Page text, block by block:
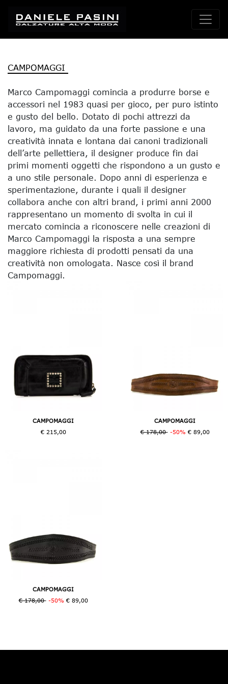
CAMPOMAGGI
Marco Campomaggi comincia a produrre borse e
accessori nel 1983 quasi per gioco, per puro istinto
e gusto del bello. Dotato di pochi attrezzi da
lavoro, ma guidato da una forte passione e una
creatività innata e lontana dai canoni tradizionali
dell’arte pellettiera, il designer produce fin dai
primi momenti oggetti che rispondono a un gusto e
a uno stile personale. Dopo anni di esperienza e
sperimentazione, durante i quali il designer
collabora anche con altri brand, i primi anni 2000
rappresentano un momento di svolta in cui il
mercato comincia a riconoscere nelle creazioni di
Marco Campomaggi la risposta a una sempre
maggiore richiesta di prodotti pensati da una
creatività non omologata. Nasce così il brand
Campomaggi.
CAMPOMAGGI
€ 215,00
CAMPOMAGGI
€ 178,00-50% € 89,00
CAMPOMAGGI
€ 178,00-50% € 89,00